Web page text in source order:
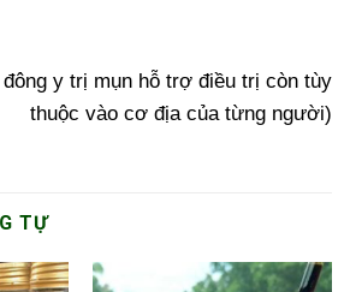
y trị mụn hỗ trợ điều trị còn tùy
thuộc vào cơ địa của từng người)
TỰ